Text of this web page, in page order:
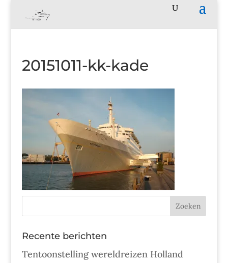
20151011-kk-kade
Recente berichten
Tentoonstelling wereldreizen Holland